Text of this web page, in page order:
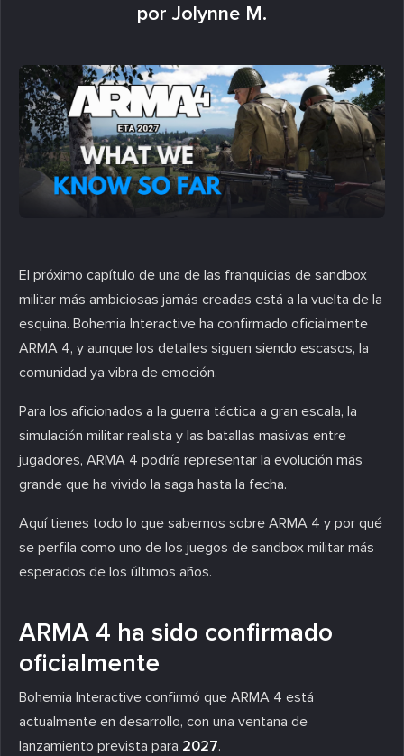
por Jolynne M.
El próximo capítulo de una de las franquicias de sandbox
militar más ambiciosas jamás creadas está a la vuelta de la
esquina. Bohemia Interactive ha confirmado oficialmente
ARMA 4, y aunque los detalles siguen siendo escasos, la
comunidad ya vibra de emoción.
Para los aficionados a la guerra táctica a gran escala, la
simulación militar realista y las batallas masivas entre
jugadores, ARMA 4 podría representar la evolución más
grande que ha vivido la saga hasta la fecha.
Aquí tienes todo lo que sabemos sobre ARMA 4 y por qué
se perfila como uno de los juegos de sandbox militar más
esperados de los últimos años.
ARMA 4 ha sido confirmado
oficialmente
Bohemia Interactive confirmó que ARMA 4 está
actualmente en desarrollo, con una ventana de
lanzamiento prevista para 2027.